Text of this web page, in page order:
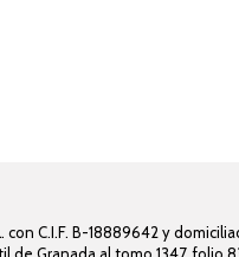
con C.I.F. B-18889642 y